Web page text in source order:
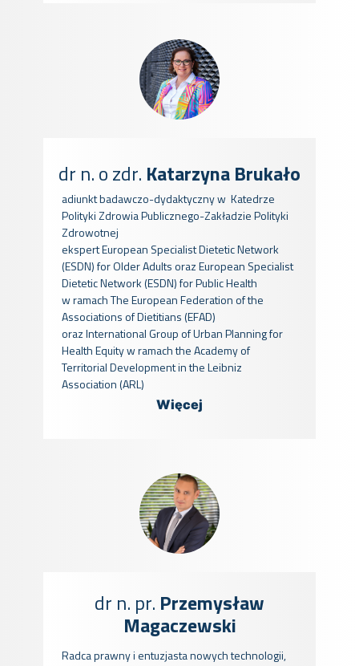
dr n. o zdr. Katarzyna Brukało
adiunkt badawczo-dydaktyczny w Katedrze
Polityki Zdrowia Publicznego-Zakładzie Polityki
Zdrowotnej
ekspert European Specialist Dietetic Network
(ESDN) for Older Adults oraz European Specialist
Dietetic Network (ESDN) for Public Health
w ramach The European Federation of the
Associations of Dietitians (EFAD)
oraz International Group of Urban Planning for
Health Equity w ramach the Academy of
Territorial Development in the Leibniz
Association (ARL)
Więcej
dr n. pr. Przemysław
Magaczewski
Radca prawny i entuzjasta nowych technologii,